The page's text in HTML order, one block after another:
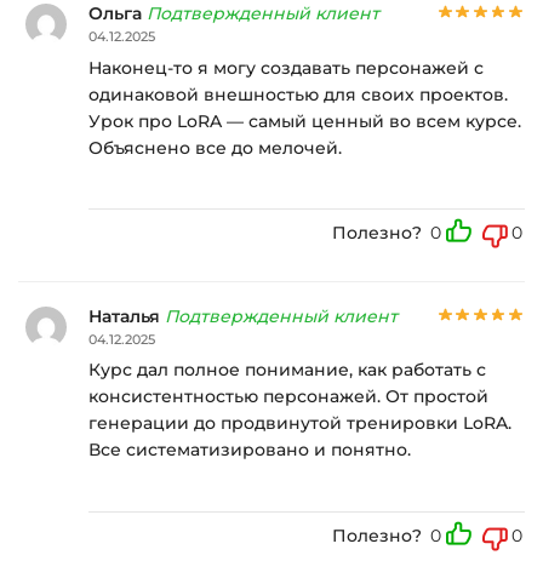
Ольга Подтвержденный клиент
04.12.2025
Наконец-то я могу создавать персонажей с
одинаковой внешностью для своих проектов.
Урок про LoRA — самый ценный во всем курсе.
Объяснено все до мелочей.
Полезно? 0 0
Наталья Подтвержденный клиент
04.12.2025
Курс дал полное понимание, как работать с
консистентностью персонажей. От простой
генерации до продвинутой тренировки LoRA.
Все систематизировано и понятно.
Полезно? 0 0